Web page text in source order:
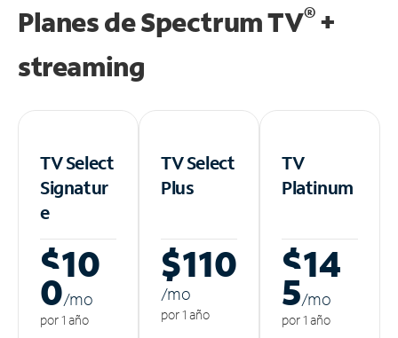
Planes de Spectrum TV®+
streaming
TV Select
Signatur
e
$10
0/mo
por 1 año
TV Select
Plus
$110
/mo
por 1 año
TV
Platinum
$14
5/mo
por 1 año